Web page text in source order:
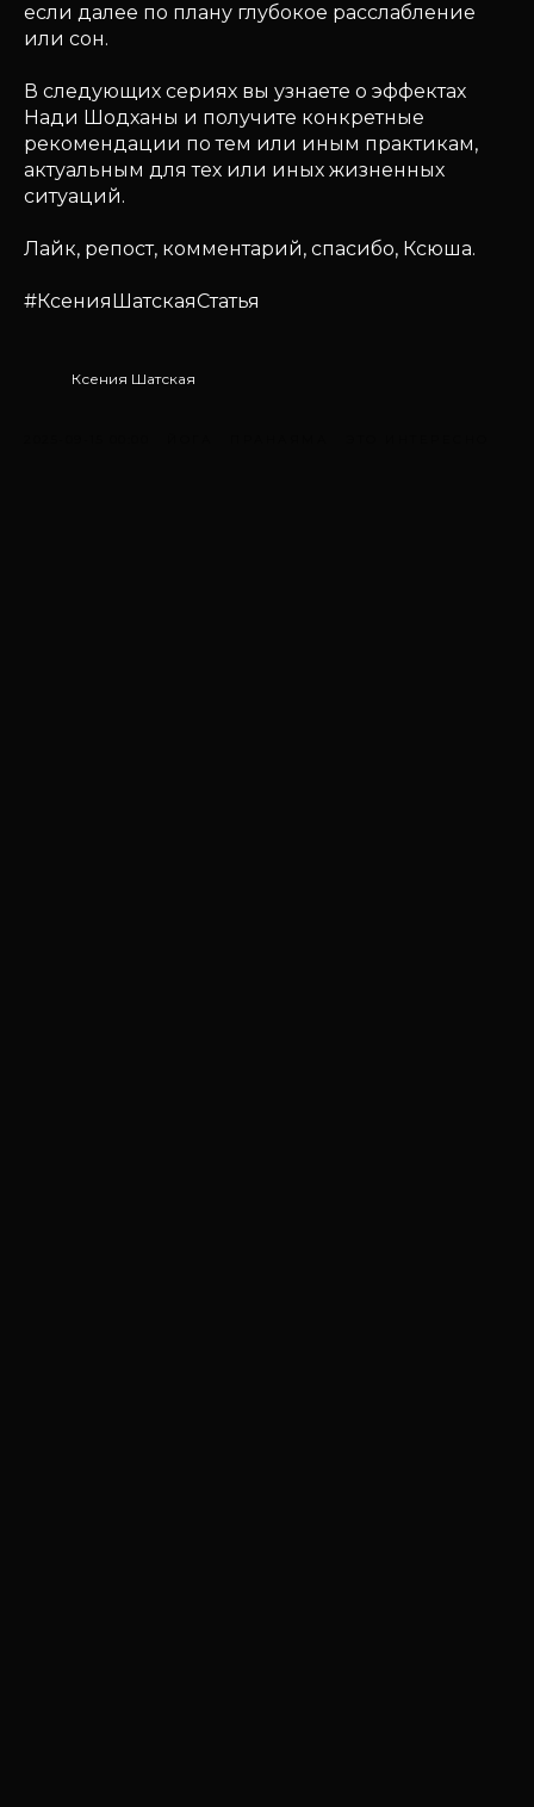
если далее по плану глубокое расслабление
или сон.
В следующих сериях вы узнаете о эффектах
Нади Шодханы и получите конкретные
рекомендации по тем или иным практикам,
актуальным для тех или иных жизненных
ситуаций.
Лайк, репост, комментарий, спасибо, Ксюша.
#КсенияШатскаяСтатья
Ксения Шатская